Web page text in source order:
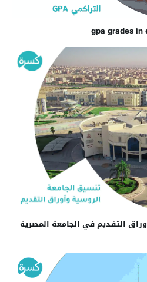
التقديم في الجامعة المصرية